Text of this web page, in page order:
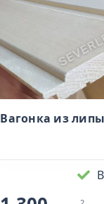
Вагонка из липы